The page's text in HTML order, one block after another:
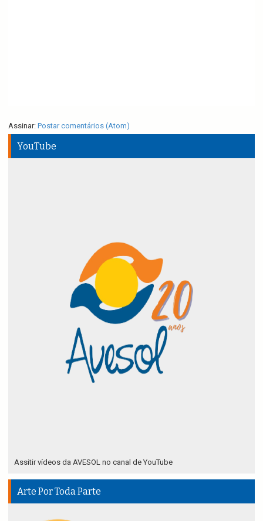
Assinar: Postar comentários (Atom)
YouTube
Assitir vídeos da AVESOL no canal de YouTube
Arte Por Toda Parte